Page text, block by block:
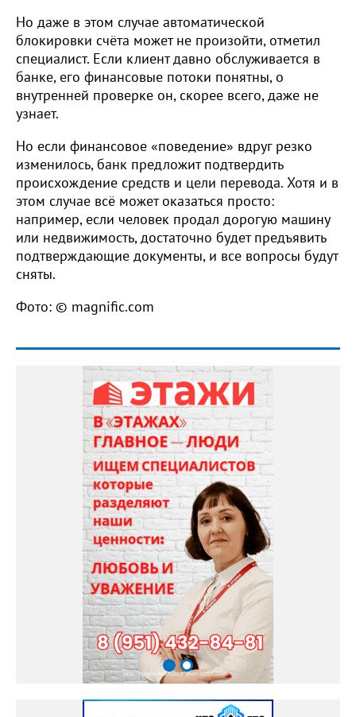
Но даже в этом случае автоматической
блокировки счёта может не произойти, отметил
специалист. Если клиент давно обслуживается в
банке, его финансовые потоки понятны, о
внутренней проверке он, скорее всего, даже не
узнает.
Но если финансовое «поведение» вдруг резко
изменилось, банк предложит подтвердить
происхождение средств и цели перевода. Хотя и в
этом случае всё может оказаться просто:
например, если человек продал дорогую машину
или недвижимость, достаточно будет предъявить
подтверждающие документы, и все вопросы будут
сняты.
Фото: © magnific.com